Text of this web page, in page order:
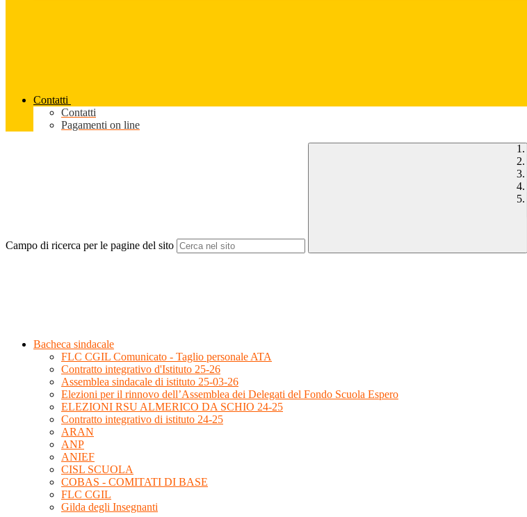
Contatti
Contatti
Pagamenti on line
Campo di ricerca per le pagine del sito
Bacheca sindacale
FLC CGIL Comunicato - Taglio personale ATA
Contratto integrativo d'Istituto 25-26
Assemblea sindacale di istituto 25-03-26
Elezioni per il rinnovo dell’Assemblea dei Delegati del Fondo Scuola Espero
ELEZIONI RSU ALMERICO DA SCHIO 24-25
Contratto integrativo di istituto 24-25
ARAN
ANP
ANIEF
CISL SCUOLA
COBAS - COMITATI DI BASE
FLC CGIL
Gilda degli Insegnanti